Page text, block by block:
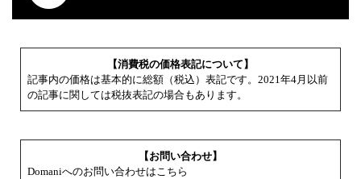
【消費税の価格表記について】
記事内の価格は基本的に総額（税込）表記です。2021年4月以前
の記事に関しては税抜表記の場合もあります。
【お問い合わせ】
Domaniへのお問い合わせはこちら